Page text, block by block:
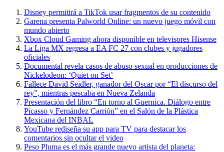
Disney permitirá a TikTok usar fragmentos de su contenido
Garena presenta Palworld Online: un nuevo juego móvil con
mundo abierto
Xbox Cloud Gaming ahora disponible en televisores Hisense
La Liga MX regresa a EA FC 27 con clubes y jugadores
oficiales
Documental revela casos de abuso sexual en producciones de
Nickelodeon: ‘Quiet on Set’
Fallece David Seidler, ganador del Oscar por “El discurso del
rey”, mientras pescaba en Nueva Zelanda
Presentación del libro “En torno al Guernica. Diálogo entre
Picasso y Fernández Carrión” en el Salón de la Plástica
Mexicana del INBAL
YouTube rediseña su app para TV para destacar los
comentarios sin ocultar el video
Peso Pluma es el más grande nuevo artista del planeta: